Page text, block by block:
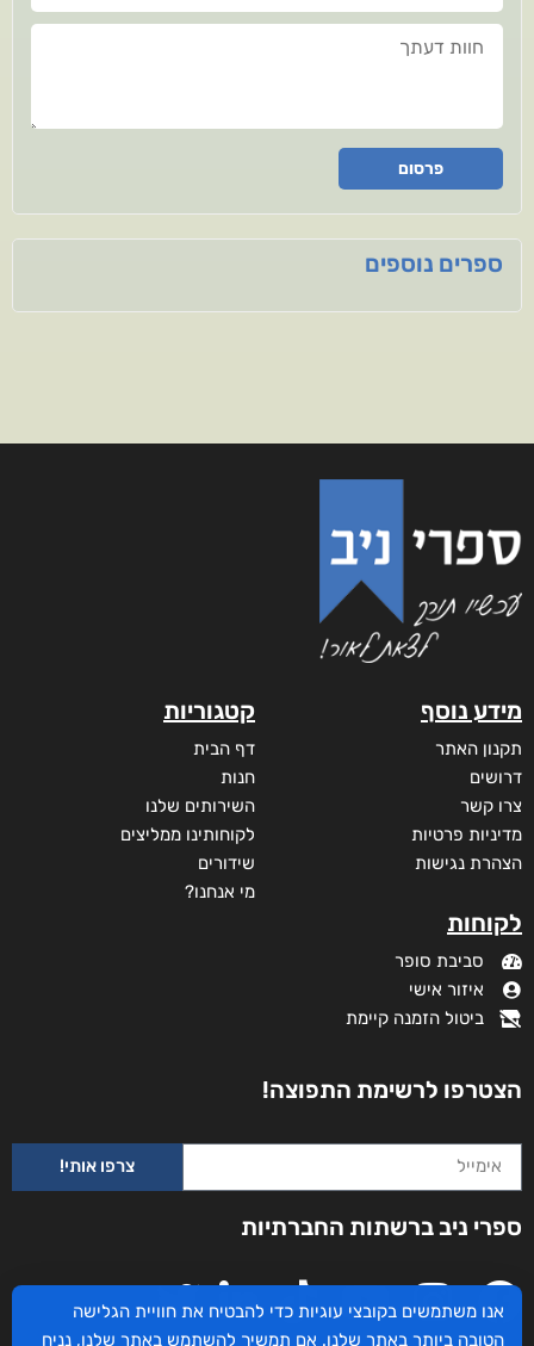
חוות דעתך
פרסום
ספרים נוספים
מידע נוסף
תקנון האתר
דרושים
צרו קשר
מדיניות פרטיות
הצהרת נגישות
לקוחות
סביבת סופר
איזור אישי
ביטול הזמנה קיימת
קטגוריות
דף הבית
חנות
השירותים שלנו
לקוחותינו ממליצים
שידורים
מי אנחנו?
הצטרפו לרשימת התפוצה!
צרפו אותי!
ספרי ניב ברשתות החברתיות
אנו משתמשים בקובצי עוגיות כדי להבטיח את חוויית הגלישה
הטובה ביותר באתר שלנו. אם תמשיך להשתמש באתר שלנו, נניח